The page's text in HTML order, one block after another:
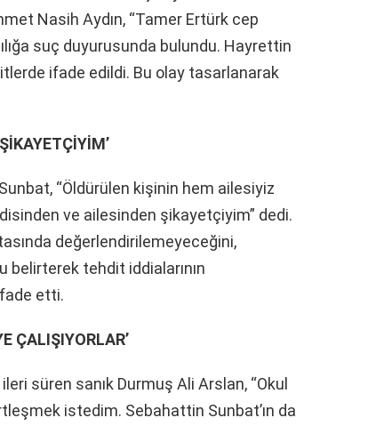
Nasih Aydın, “Tamer Ertürk cep
suç duyurusunda bulundu. Hayrettin
ifade edildi. Bu olay tasarlanarak
“Öldürülen kişinin hem ailesiyiz
ve ailesinden şikayetçiyim” dedi.
değerlendirilemeyeceğini,
belirterek tehdit iddialarının
etti.
ÇALIŞIYORLAR’
süren sanık Durmuş Ali Arslan, “Okul
istedim. Sebahattin Sunbat’ın da